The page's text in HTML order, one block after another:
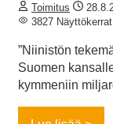
Toimitus
3827 Näyttökerrat
”Niinistön
Suomen
kymmeniin